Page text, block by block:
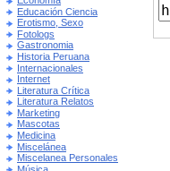
Educación Ciencia
Erotismo, Sexo
Fotologs
Gastronomia
Historia Peruana
Internacionales
Internet
Literatura Crítica
Literatura Relatos
Marketing
Mascotas
Medicina
Miscelánea
Miscelanea Personales